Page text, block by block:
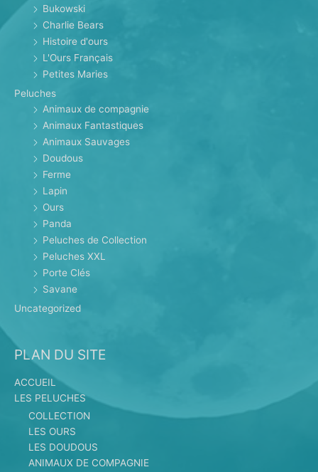
Bukowski
Charlie Bears
Histoire d'ours
L'Ours Français
Petites Maries
Peluches
Animaux de compagnie
Animaux Fantastiques
Animaux Sauvages
Doudous
Ferme
Lapin
Ours
Panda
Peluches de Collection
Peluches XXL
Porte Clés
Savane
Uncategorized
PLAN DU SITE
ACCUEIL
LES PELUCHES
COLLECTION
LES OURS
LES DOUDOUS
ANIMAUX DE COMPAGNIE